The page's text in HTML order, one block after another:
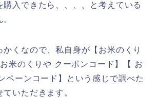
購入できたら、、、。と考えている
かくなので、私自身が【お米のくり
米のくりや クーポンコード】【 お
ペーンコード】という感じで調べた
いただきます。